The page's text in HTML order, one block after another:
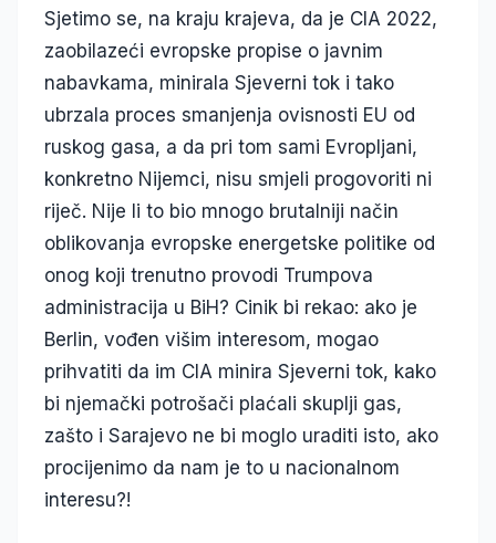
Sjetimo se, na kraju krajeva, da je CIA 2022,
zaobilazeći evropske propise o javnim
nabavkama, minirala Sjeverni tok i tako
ubrzala proces smanjenja ovisnosti EU od
ruskog gasa, a da pri tom sami Evropljani,
konkretno Nijemci, nisu smjeli progovoriti ni
riječ. Nije li to bio mnogo brutalniji način
oblikovanja evropske energetske politike od
onog koji trenutno provodi Trumpova
administracija u BiH? Cinik bi rekao: ako je
Berlin, vođen višim interesom, mogao
prihvatiti da im CIA minira Sjeverni tok, kako
bi njemački potrošači plaćali skuplji gas,
zašto i Sarajevo ne bi moglo uraditi isto, ako
procijenimo da nam je to u nacionalnom
interesu?!